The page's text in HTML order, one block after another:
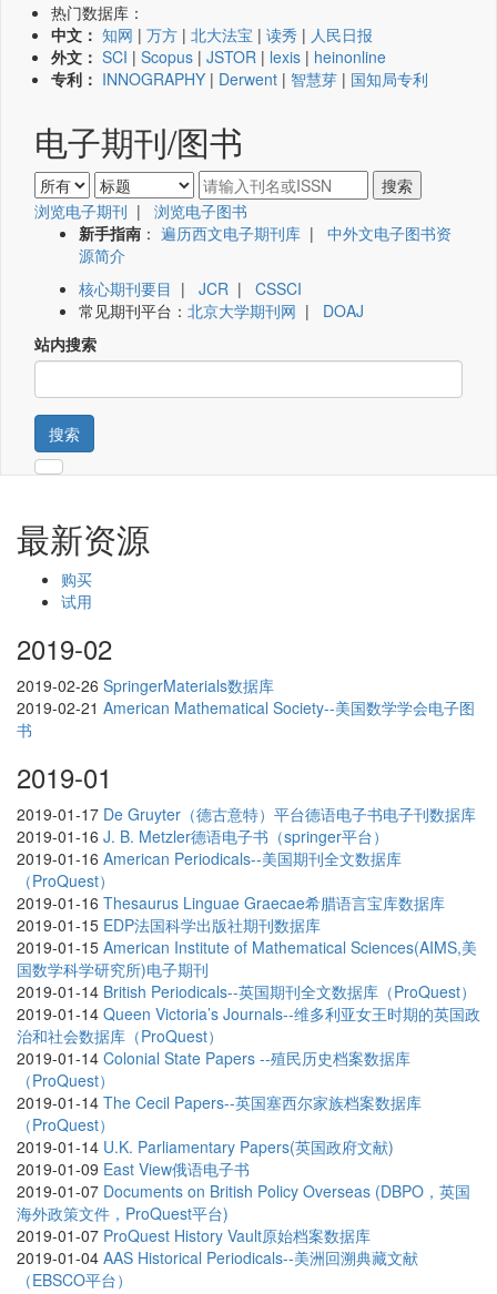
热门数据库：
中文： 知网 | 万方 | 北大法宝 | 读秀 | 人民日报
外文： SCI | Scopus | JSTOR | lexis | heinonline
专利： INNOGRAPHY | Derwent | 智慧芽 | 国知局专利
电子期刊/图书
浏览电子期刊 | 浏览电子图书
新手指南 ： 遍历西文电子期刊库 | 中外文电子图书资
源简介
核心期刊要目 | JCR | CSSCI
常见期刊平台： 北京大学期刊网 | DOAJ
站内搜索
搜索
最新资源
购买
试用
2019-02
2019-02-26 SpringerMaterials数据库
2019-02-21 American Mathematical Society--美国数学学会电子图
书
2019-01
2019-01-17 De Gruyter（德古意特）平台德语电子书电子刊数据库
2019-01-16 J. B. Metzler德语电子书（springer平台）
2019-01-16 American Periodicals--美国期刊全文数据库
（ProQuest）
2019-01-16 Thesaurus Linguae Graecae希腊语言宝库数据库
2019-01-15 EDP法国科学出版社期刊数据库
2019-01-15 American Institute of Mathematical Sciences(AIMS,美
国数学科学研究所)电子期刊
2019-01-14 British Periodicals--英国期刊全文数据库（ProQuest）
2019-01-14 Queen Victoria’s Journals--维多利亚女王时期的英国政
治和社会数据库（ProQuest）
2019-01-14 Colonial State Papers --殖民历史档案数据库
（ProQuest）
2019-01-14 The Cecil Papers--英国塞西尔家族档案数据库
（ProQuest）
2019-01-14 U.K. Parliamentary Papers(英国政府文献)
2019-01-09 East View俄语电子书
2019-01-07 Documents on British Policy Overseas (DBPO，英国
海外政策文件，ProQuest平台)
2019-01-07 ProQuest History Vault原始档案数据库
2019-01-04 AAS Historical Periodicals--美洲回溯典藏文献
（EBSCO平台）